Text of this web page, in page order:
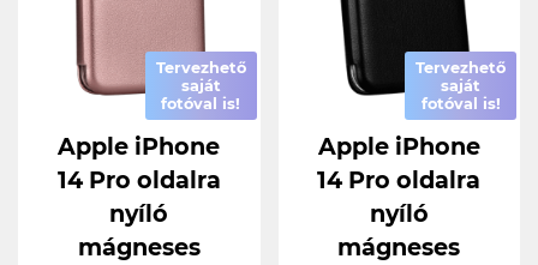
Tervezhető
saját
fotóval is!
Apple iPhone
14 Pro oldalra
nyíló
mágneses
Tervezhető
saját
fotóval is!
Apple iPhone
14 Pro oldalra
nyíló
mágneses